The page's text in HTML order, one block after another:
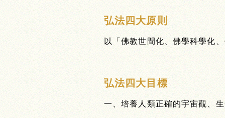
弘法四大原則
以「佛教世間化、佛學科學化
弘法四大目標
一、培養人類正確的宇宙觀、